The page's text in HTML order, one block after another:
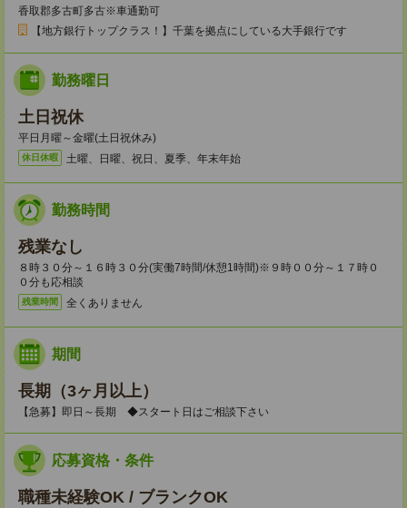
香取郡多古町多古※車通勤可
【地方銀行トップクラス！】千葉を拠点にしている大手銀行です
勤務曜日
土日祝休
平日月曜～金曜(土日祝休み)
休日休暇 土曜、日曜、祝日、夏季、年末年始
勤務時間
残業なし
８時３０分～１６時３０分(実働7時間/休憩1時間)※９時００分～１７時０
０分も応相談
残業時間 全くありません
期間
長期（3ヶ月以上）
【急募】即日～長期 ◆スタート日はご相談下さい
応募資格・条件
職種未経験OK / ブランクOK